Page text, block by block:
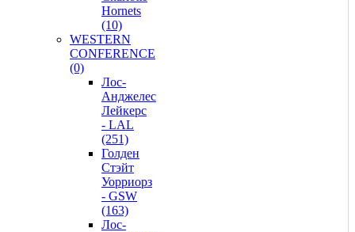
Hornets
(10)
WESTERN
CONFERENCE
(0)
Лос-
Анджелес
Лейкерс
- LAL
(251)
Голден
Стэйт
Уорриорз
- GSW
(163)
Лос-